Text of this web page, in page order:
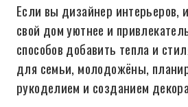
Если вы дизайнер
свой дом уютнее и
способов добавить тепла и
для семьи, молодожёны,
рукоделием и созданием